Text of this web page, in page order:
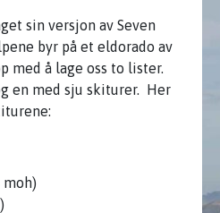
sin versjon av Seven
byr på et eldorado av
med å lage oss to lister.
en med sju skiturer. Her
moh)